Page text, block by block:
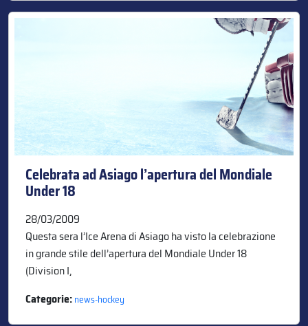
Celebrata ad Asiago l’apertura del Mondiale
Under 18
28/03/2009
Questa sera l’Ice Arena di Asiago ha visto la celebrazione
in grande stile dell’apertura del Mondiale Under 18
(Division I,
Categorie:news-hockey